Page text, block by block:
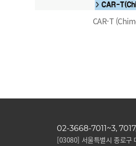
CAR-T
02-3668-7011~3,
[03080] 서울특별시 종로구